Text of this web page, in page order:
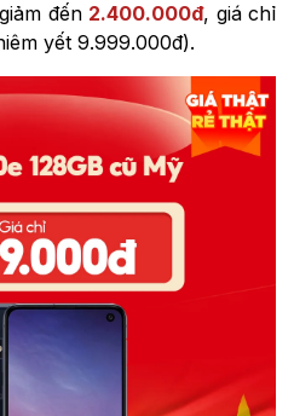
đến 2.400.000đ, giá chỉ
yết 9.999.000đ).